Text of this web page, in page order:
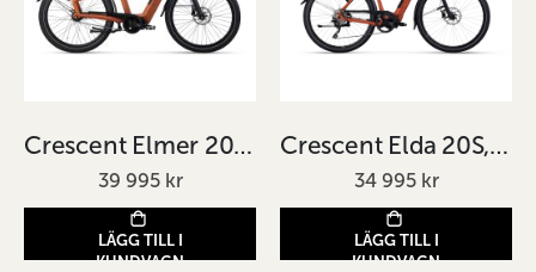
Crescent Elmer 20 5vxl orange
39 995 kr
LÄGG TILL I
KUNDVAGN
Crescent Elda 20S, 10-vxl 51cm
34 995 kr
LÄGG TILL I
KUNDVAGN